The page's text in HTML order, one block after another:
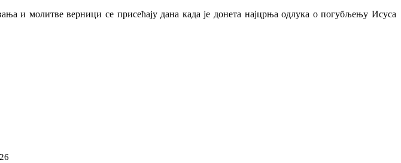
и молитве верници се присећају дана када је донета најцрња одлука о погубљењу Исуса